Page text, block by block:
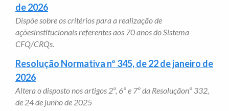
de 2026
Dispõe sobre os critérios para a realização de
açõesinstitucionais referentes aos 70 anos do Sistema
CFQ/CRQs.
Resolução Normativa nº 345, de 22 de janeiro de
2026
Altera o disposto nos artigos 2º, 6º e 7º da Resoluçãonº 332,
de 24 de junho de 2025